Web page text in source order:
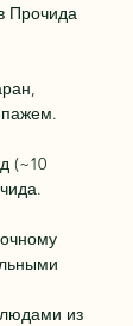
Прочида
(~10
из